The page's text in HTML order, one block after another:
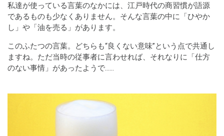
私達が使っている言葉のなかには、江戸時代の商習慣が語源
であるものも少なくありません。そんな言葉の中に「ひやか
し」や「油を売る」があります。
このふたつの言葉。どちらも“良くない意味”という点で共通し
ますね。ただ当時の従事者に言わせれば、それなりに「仕方
のない事情」があったようで……